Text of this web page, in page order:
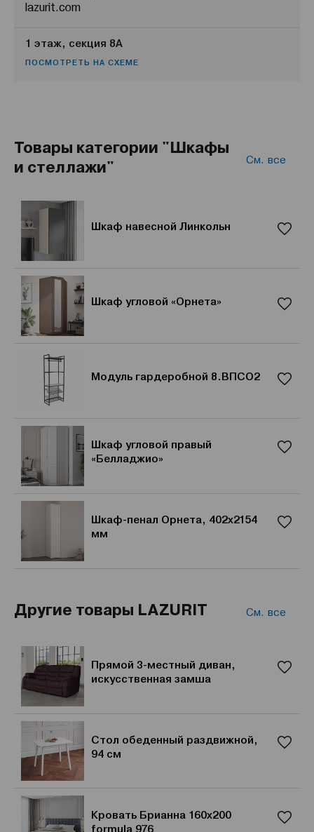
lazurit.com
1 этаж, секция 8А
ПОСМОТРЕТЬ НА СХЕМЕ
Товары категории "Шкафы
и стеллажи"
См. все
Шкаф навесной Линкольн
Шкаф угловой «Орнета»
Модуль гардеробной 8.ВПСO2
Шкаф угловой правый
«Белладжио»
Шкаф-пенал Орнета, 402x2154
мм
Другие товары LAZURIT См. все
Прямой 3-местный диван,
искусственная замша
Стол обеденный раздвижной,
94 см
Кровать Брианна 160x200
formula 976